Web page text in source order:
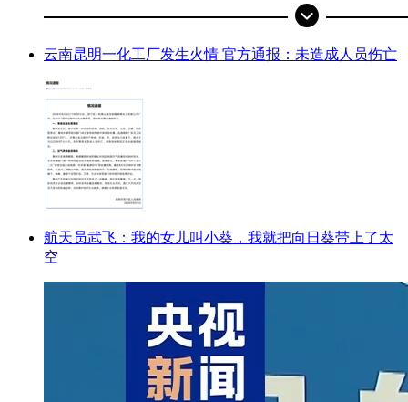
云南昆明一化工厂发生火情 官方通报：未造成人员伤亡
航天员武飞：我的女儿叫小葵，我就把向日葵带上了太
空